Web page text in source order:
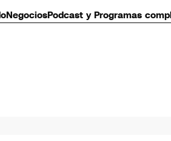
NegociosPodcast y Programas